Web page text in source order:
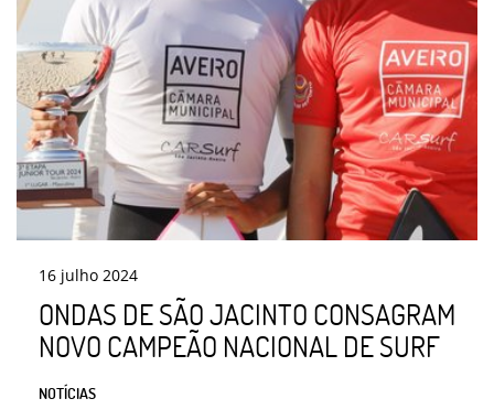
16 julho 2024
ONDAS DE SÃO JACINTO CONSAGRAM
NOVO CAMPEÃO NACIONAL DE SURF
NOTÍCIAS